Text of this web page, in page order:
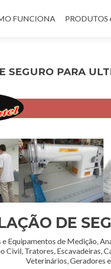
FUNCIONA PRODUTOS
SEGURO PARA
DE
e Equipamentos de Medição,
Civil, Tratores, Escavadeiras,
Veterinários, Geradores